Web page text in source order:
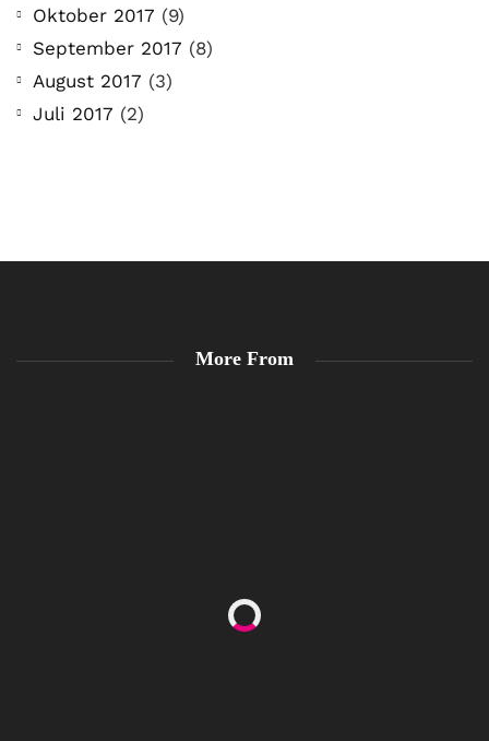
Oktober 2017 (9)
September 2017 (8)
August 2017 (3)
Juli 2017 (2)
More From